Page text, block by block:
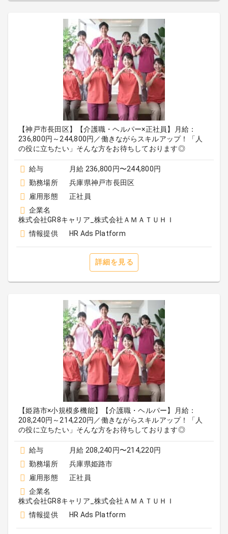
【神戸市長田区】【介護職・ヘルパー×正社員】月給：
236,800円～244,800円／働きながらスキルアップ！「人
の役に立ちたい」そんな方をお待ちしております◎
給与
月給 236,800円〜244,800円
勤務場所
兵庫県神戸市長田区
雇用形態
正社員
企業名
株式会社GR8キャリア_株式会社ＡＭＡＴＵＨＩ
情報提供
HR Ads Platform
詳細を見る
【姫路市×小規模多機能】【介護職・ヘルパー】月給：
208,240円～214,220円／働きながらスキルアップ！「人
の役に立ちたい」そんな方をお待ちしております◎
給与
月給 208,240円〜214,220円
勤務場所
兵庫県姫路市
雇用形態
正社員
企業名
株式会社GR8キャリア_株式会社ＡＭＡＴＵＨＩ
情報提供
HR Ads Platform